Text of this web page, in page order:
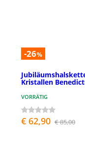
-26%
Kristallen
VORRÄTIG
€ 62,90 € 85,00